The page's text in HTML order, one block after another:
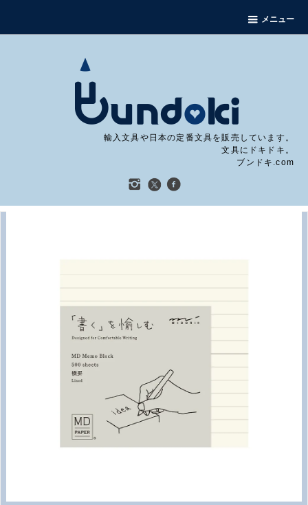
メニュー
輸入文具や日本の定番文具を販売しています。
文具にドキドキ。
ブンドキ.com